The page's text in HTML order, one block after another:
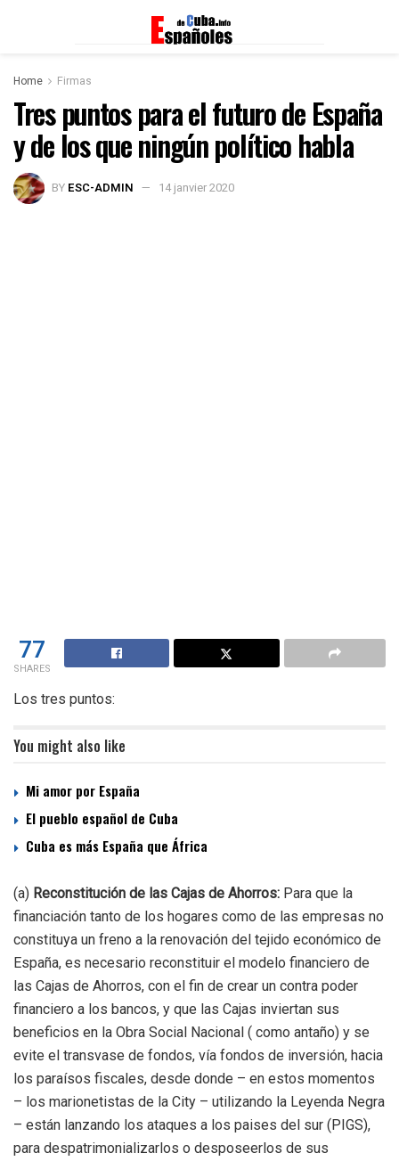
Home Firmas
Tres puntos para el futuro de España
y de los que ningún político habla
BY ESC-ADMIN 14 janvier 2020
77
SHARES
Los tres puntos:
You might also like
Mi amor por España
El pueblo español de Cuba
Cuba es más España que África
(a) Reconstitución de las Cajas de Ahorros: Para que la
financiación tanto de los hogares como de las empresas no
constituya un freno a la renovación del tejido económico de
España, es necesario reconstituir el modelo financiero de
las Cajas de Ahorros, con el fin de crear un contra poder
financiero a los bancos, y que las Cajas inviertan sus
beneficios en la Obra Social Nacional ( como antaño) y se
evite el transvase de fondos, vía fondos de inversión, hacia
los paraísos fiscales, desde donde – en estos momentos
– los marionetistas de la City – utilizando la Leyenda Negra
– están lanzando los ataques a los paises del sur (PIGS),
para despatrimonializarlos o desposeerlos de sus